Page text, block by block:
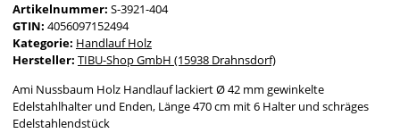
Artikelnummer: S-3921-404
GTIN: 4056097152494
Kategorie: Handlauf Holz
Hersteller: TIBU-Shop GmbH (15938 Drahnsdorf)
Ami Nussbaum Holz Handlauf lackiert Ø 42 mm gewinkelte
Edelstahlhalter und Enden, Länge 470 cm mit 6 Halter und schräges
Edelstahlendstück